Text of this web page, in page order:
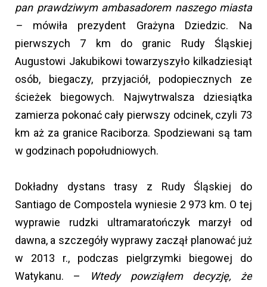
pan prawdziwym ambasadorem naszego miasta
– mówiła prezydent Grażyna Dziedzic. Na
pierwszych 7 km do granic Rudy Śląskiej
Augustowi Jakubikowi towarzyszyło kilkadziesiąt
osób, biegaczy, przyjaciół, podopiecznych ze
ścieżek biegowych. Najwytrwalsza dziesiątka
zamierza pokonać cały pierwszy odcinek, czyli 73
km aż za granice Raciborza. Spodziewani są tam
w godzinach popołudniowych.
Dokładny dystans trasy z Rudy Śląskiej do
Santiago de Compostela wyniesie 2 973 km. O tej
wyprawie rudzki ultramaratończyk marzył od
dawna, a szczegóły wyprawy zaczął planować już
w 2013 r., podczas pielgrzymki biegowej do
Watykanu. –
Wtedy powziąłem decyzję, że